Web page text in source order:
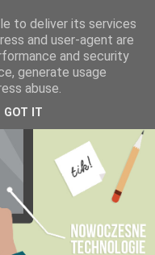
to deliver its services
and user-agent are
and security
generate usage
abuse.
GOT IT